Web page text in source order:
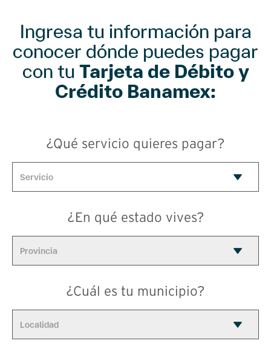
Ingresa tu información para
conocer dónde puedes pagar
con tu Tarjeta de Débito y
Crédito Banamex:
¿Qué servicio quieres pagar?
¿En qué estado vives?
¿Cuál es tu municipio?